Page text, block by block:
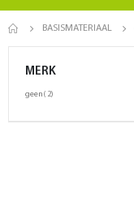
BASISMATERIAAL
MERK
geen 2product